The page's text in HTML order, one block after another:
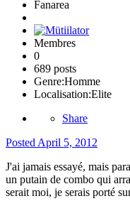
Fanarea
Membres
0
689 posts
Genre:Homme
Localisation:Elite
Share
Posted April 5, 2012
J'ai jamais essayé, mais
un putain de combo qui
serait moi, je serais porté